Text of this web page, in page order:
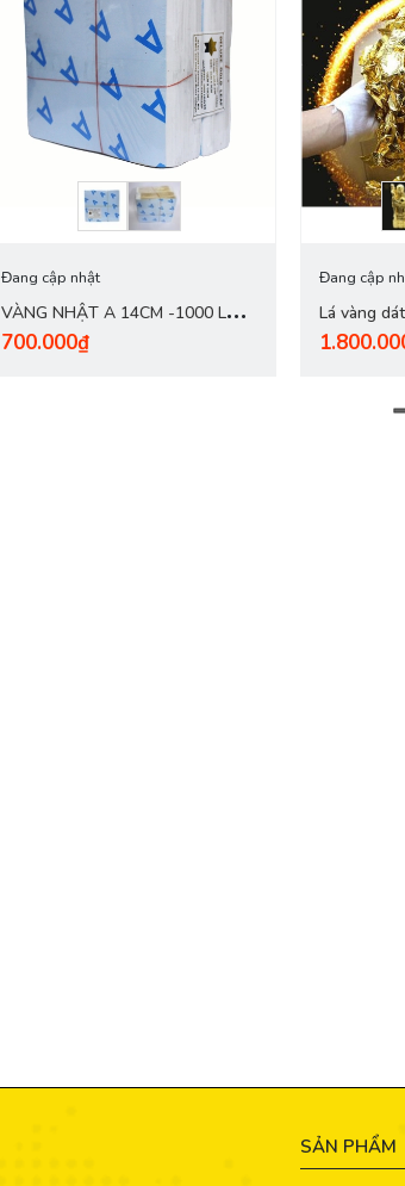
Đang cập nhật
VÀNG NHẬT A 14CM -1000 LÁ
QUỲ ĐÔI
700.000₫
Đang cập
Lá vàng
SẢN PHẨM